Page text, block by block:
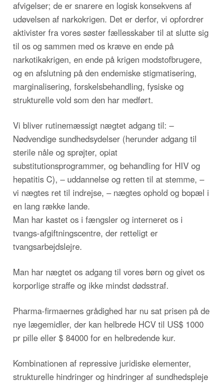
afvigelser; de er snarere en logisk konsekvens af
udøvelsen af narkokrigen. Det er derfor, vi opfordrer
aktivister fra vores søster fællesskaber til at slutte sig
til os og sammen med os kræve en ende på
narkotikakrigen, en ende på krigen modstofbrugere,
og en afslutning på den endemiske stigmatisering,
marginalisering, forskelsbehandling, fysiske og
strukturelle vold som den har medført.
Vi bliver rutinemæssigt nægtet adgang til: –
Nødvendige sundhedsydelser (herunder adgang til
sterile nåle og sprøjter, opiat
substitutionsprogrammer, og behandling for HIV og
hepatitis C), – uddannelse og retten til at stemme, –
vi nægtes ret til indrejse, – nægtes ophold og bopæl i
en lang række lande.
Man har kastet os i fængsler og interneret os i
tvangs-afgiftningscentre, der retteligt er
tvangsarbejdslejre.
Man har nægtet os adgang til vores børn og givet os
korporlige straffe og ikke mindst dødsstraf.
Pharma-firmaernes grådighed har nu sat prisen på de
nye lægemidler, der kan helbrede HCV til US$ 1000
pr pille eller $ 84000 for en helbredende kur.
Kombinationen af repressive juridiske elementer,
strukturelle hindringer og hindringer af sundhedspleje